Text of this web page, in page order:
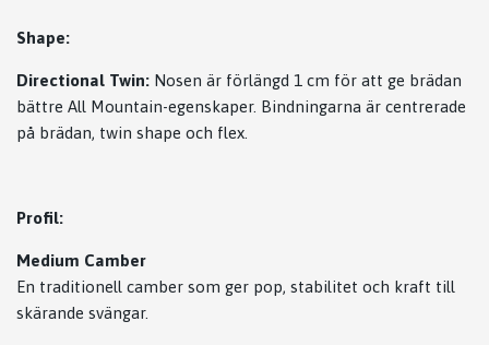
Shape:
Directional Twin: Nosen är förlängd 1 cm för att ge brädan
bättre All Mountain-egenskaper. Bindningarna är centrerade
på brädan, twin shape och flex.
Profil:
Medium Camber
En traditionell camber som ger pop, stabilitet och kraft till
skärande svängar.